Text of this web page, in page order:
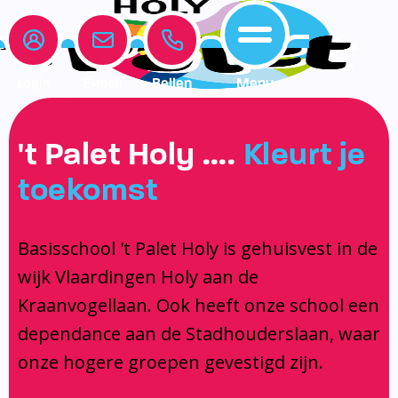
Home
Onze school
Onze school
Medezeggenschapsraad
Het Team
Ouderraad
Privacy
Contact
Leerlingenzorg
Interne begeleiding
Onderwijs dat past
Logopedie
Centrum voor jeugd en gezin
Brugfunctionaris
Actueel
Actueel
Vakanties en vrije dagen
Social Schools App
BSO / PSZ
Contact
Bellen Menu
't Palet Holy …. Kleurt je
toekomst
Basisschool 't Palet Holy is gehuisvest in de
wijk Vlaardingen Holy aan de
Kraanvogellaan. Ook heeft onze school een
dependance aan de Stadhouderslaan, waar
onze hogere groepen gevestigd zijn.